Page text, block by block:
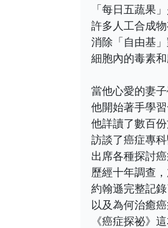
「每日五蔬果
許多人工合成
消除「自由基
細胞內的毒素
當他心愛的妻子
他開始著手學習
他詳讀了數百份
訪談了癌症專
出席各種探討
歷經十年調查
約翰遜完整記
以及為何治癒
《癌症探祕》